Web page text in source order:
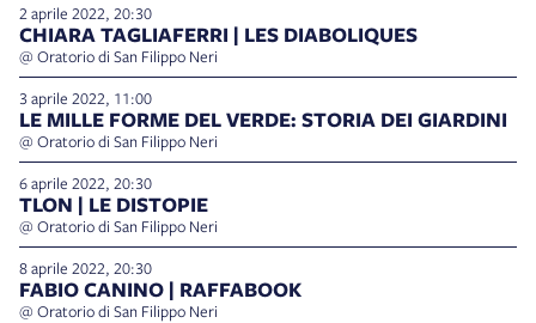
2 aprile 2022, 20:30
CHIARA TAGLIAFERRI | LES DIABOLIQUES
@ Oratorio di San Filippo Neri
3 aprile 2022, 11:00
LE MILLE FORME DEL VERDE: STORIA DEI GIARDINI
@ Oratorio di San Filippo Neri
6 aprile 2022, 20:30
TLON | LE DISTOPIE
@ Oratorio di San Filippo Neri
8 aprile 2022, 20:30
FABIO CANINO | RAFFABOOK
@ Oratorio di San Filippo Neri